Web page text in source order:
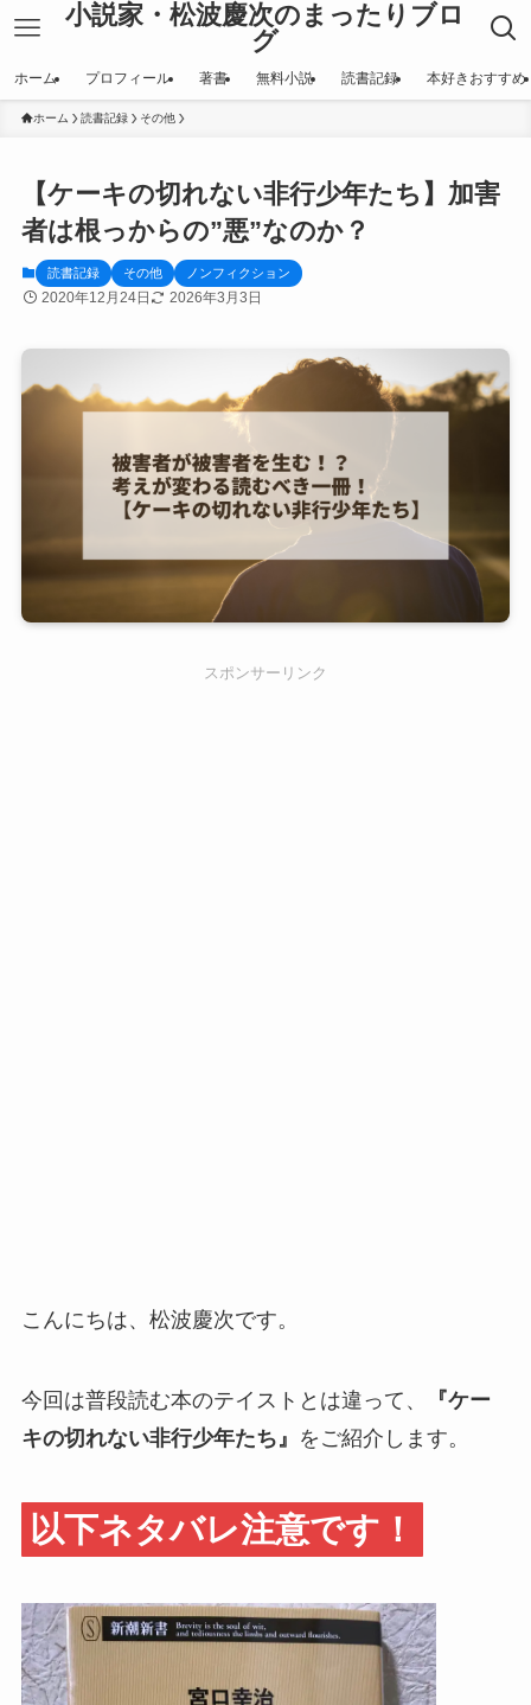
小説家・松波慶次のまったりブロ
グ
ホーム プロフィール 著書 無料小説 読書記録 本好きおすすめ
ホーム 読書記録 その他
【ケーキの切れない非行少年たち】加害
者は根っからの”悪”なのか？
読書記録 その他 ノンフィクション
2020年12月24日 2026年3月3日
スポンサーリンク
こんにちは、松波慶次です。
今回は普段読む本のテイストとは違って、
『ケー
キの切れない非行少年たち』 をご紹介します。
以下ネタバレ注意です！